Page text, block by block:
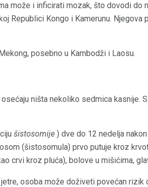
može i inficirati mozak, što dovodi do
Republici Kongo i Kamerunu. Njegova
posebno u Kambodži i Laosu.
ništa nekoliko sedmica kasnije.
šistosomije ) dve do 12 nedelja
(šistosomula) prvo putuje kroz
crvi kroz pluća), bolove u mišićima,
osoba može doživeti povećan rizik